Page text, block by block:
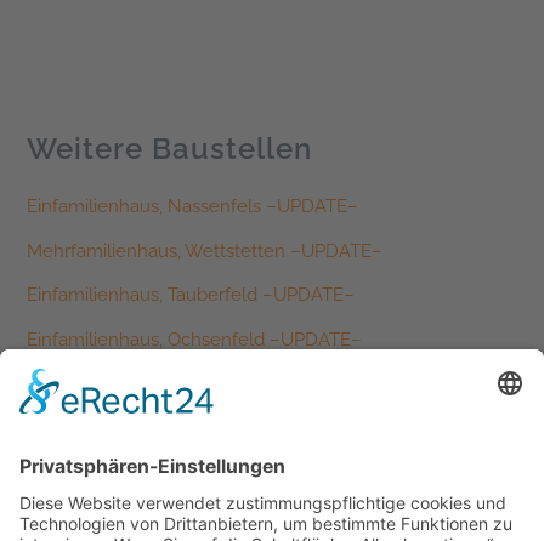
Weitere Baustellen
Einfamilienhaus, Nassenfels –UPDATE–
Mehrfamilienhaus, Wettstetten –UPDATE–
Einfamilienhaus, Tauberfeld –UPDATE–
Einfamilienhaus, Ochsenfeld –UPDATE–
Einfamilienhaus, Schernfeld –UPDATE–
Kategorien